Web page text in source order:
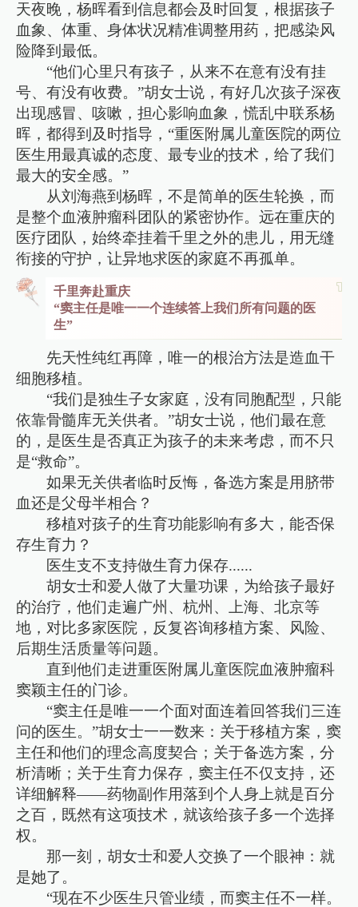
天夜晚，杨晖看到信息都会及时回复，根据孩子
血象、体重、身体状况精准调整用药，把感染风
险降到最低。
“他们心里只有孩子，从来不在意有没有挂
号、有没有收费。”胡女士说，有好几次孩子深夜
出现感冒、咳嗽，担心影响血象，慌乱中联系杨
晖，都得到及时指导，“重医附属儿童医院的两位
医生用最真诚的态度、最专业的技术，给了我们
最大的安全感。”
从刘海燕到杨晖，不是简单的医生轮换，而
是整个血液肿瘤科团队的紧密协作。远在重庆的
医疗团队，始终牵挂着千里之外的患儿，用无缝
衔接的守护，让异地求医的家庭不再孤单。
千里奔赴重庆
“窦主任是唯一一个连续答上我们所有问题的医
生”
先天性纯红再障，唯一的根治方法是造血干
细胞移植。
“我们是独生子女家庭，没有同胞配型，只能
依靠骨髓库无关供者。”胡女士说，他们最在意
的，是医生是否真正为孩子的未来考虑，而不只
是“救命”。
如果无关供者临时反悔，备选方案是用脐带
血还是父母半相合？
移植对孩子的生育功能影响有多大，能否保
存生育力？
医生支不支持做生育力保存......
胡女士和爱人做了大量功课，为给孩子最好
的治疗，他们走遍广州、杭州、上海、北京等
地，对比多家医院，反复咨询移植方案、风险、
后期生活质量等问题。
直到他们走进重医附属儿童医院血液肿瘤科
窦颖主任的门诊。
“窦主任是唯一一个面对面连着回答我们三连
问的医生。”胡女士一一数来：关于移植方案，窦
主任和他们的理念高度契合；关于备选方案，分
析清晰；关于生育力保存，窦主任不仅支持，还
详细解释——药物副作用落到个人身上就是百分
之百，既然有这项技术，就该给孩子多一个选择
权。
那一刻，胡女士和爱人交换了一个眼神：就
是她了。
“现在不少医生只管业绩，而窦主任不一样。